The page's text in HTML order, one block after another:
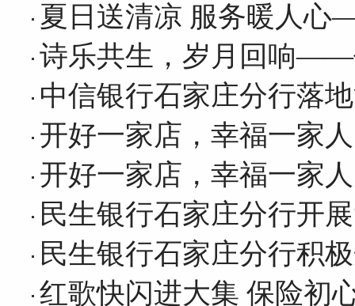
夏日送清凉 服务暖人
诗乐共生，岁月回响——
中信银行石家庄分行落
开好一家店，幸福一家
开好一家店，幸福一家
民生银行石家庄分行开
民生银行石家庄分行积
红歌快闪进大集 保险